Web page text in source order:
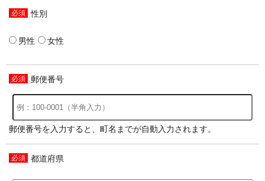
性別
男性 女性
郵便番号
郵便番号を入力すると、町名までが自動入力されます。
都道府県